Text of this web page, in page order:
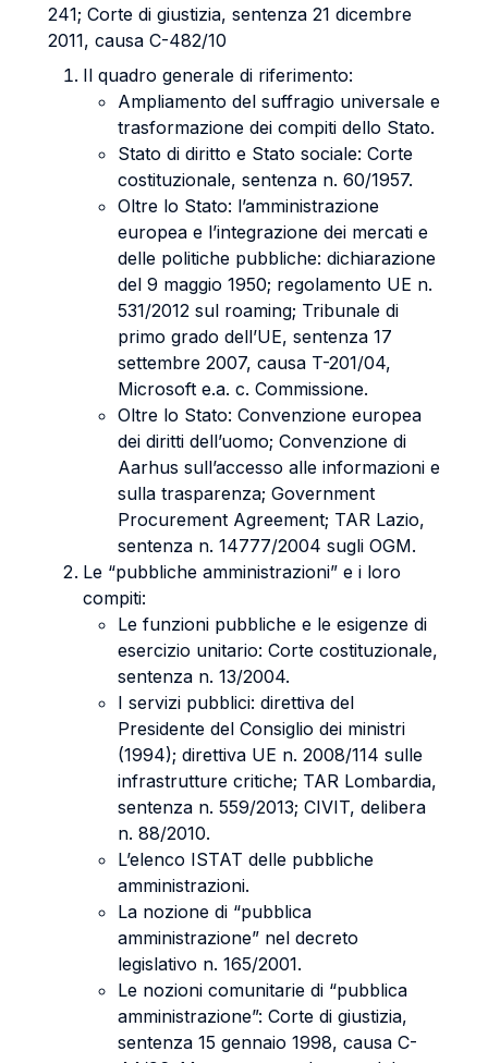
241; Corte di giustizia, sentenza 21 dicembre
2011, causa C-482/10
Il quadro generale di riferimento:
Ampliamento del suffragio universale e
trasformazione dei compiti dello Stato.
Stato di diritto e Stato sociale: Corte
costituzionale, sentenza n. 60/1957.
Oltre lo Stato: l’amministrazione
europea e l’integrazione dei mercati e
delle politiche pubbliche: dichiarazione
del 9 maggio 1950; regolamento UE n.
531/2012 sul roaming; Tribunale di
primo grado dell’UE, sentenza 17
settembre 2007, causa T-201/04,
Microsoft e.a. c. Commissione.
Oltre lo Stato: Convenzione europea
dei diritti dell’uomo; Convenzione di
Aarhus sull’accesso alle informazioni e
sulla trasparenza; Government
Procurement Agreement; TAR Lazio,
sentenza n. 14777/2004 sugli OGM.
Le “pubbliche amministrazioni” e i loro
compiti:
Le funzioni pubbliche e le esigenze di
esercizio unitario: Corte costituzionale,
sentenza n. 13/2004.
I servizi pubblici: direttiva del
Presidente del Consiglio dei ministri
(1994); direttiva UE n. 2008/114 sulle
infrastrutture critiche; TAR Lombardia,
sentenza n. 559/2013; CIVIT, delibera
n. 88/2010.
L’elenco ISTAT delle pubbliche
amministrazioni.
La nozione di “pubblica
amministrazione” nel decreto
legislativo n. 165/2001.
Le nozioni comunitarie di “pubblica
amministrazione”: Corte di giustizia,
sentenza 15 gennaio 1998, causa C-